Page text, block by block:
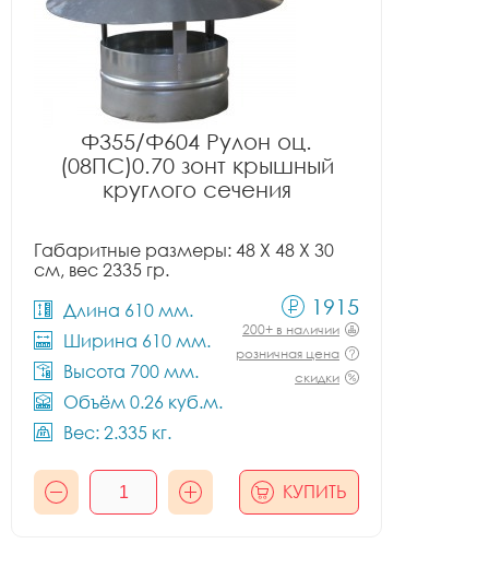
Ф355/Ф604 Рулон оц.
(08ПС)0.70 зонт крышный
круглого сечения
Габаритные размеры: 48 X 48 X 30
см, вес 2335 гр.
Длина 610 мм.
Ширина 610 мм.
Высота 700 мм.
Объём 0.26 куб.м.
Вес: 2.335 кг.
1915
200+ в наличии
розничная цена
скидки
КУПИТЬ